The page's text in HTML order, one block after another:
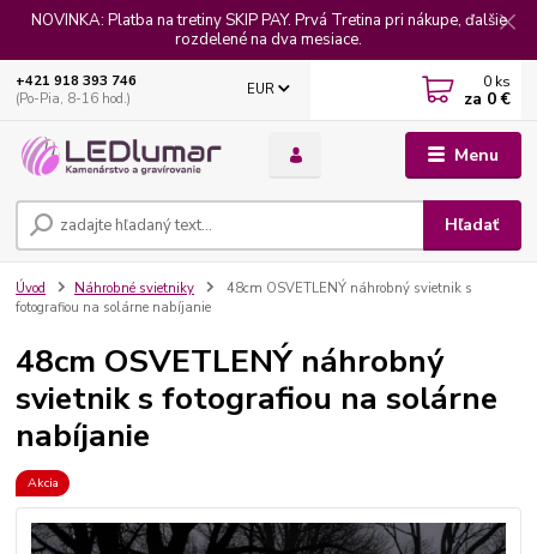
NOVINKA: Platba na tretiny SKIP PAY. Prvá Tretina pri nákupe, ďalšie
rozdelené na dva mesiace.
Menu
EUR
Hľadať
+421 918 393 746
(Po-Pia, 8-16 hod.)
0 ks
za 0 €
Úvod Náhrobné svietniky
48cm OSVETLENÝ náhrobný svietnik s
fotografiou na solárne nabíjanie
48cm OSVETLENÝ náhrobný
svietnik s fotografiou na solárne
nabíjanie
Akcia